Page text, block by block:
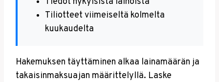
Tiliotteet viimeiseltä kolmelta
kuukaudelta
Hakemuksen täyttäminen alkaa lainamäärän ja
takaisinmaksuajan määrittelyllä. Laske